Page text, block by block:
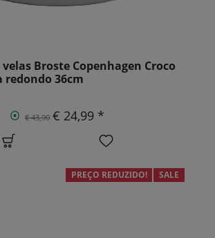
Broste Copenhagen Croco
36cm
€ 43,90 € 24,99 *
PREÇO REDUZIDO! SALE